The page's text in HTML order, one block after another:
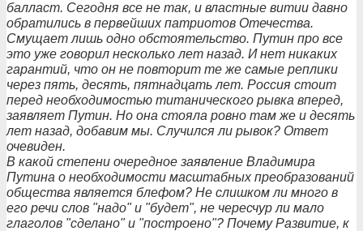
балласт. Сегодня все не так, и властные витии давно
обратились в первейших патриотов Отечества.
Смущает лишь одно обстоятельство. Путин про все
это уже говорил несколько лет назад. И нет никаких
гарантий, что он не повторит те же самые реплики
через пять, десять, пятнадцать лет. Россия стоит
перед необходимостью титанического рывка вперед,
заявляет Путин. Но она стояла ровно там же и десять
лет назад, добавим мы. Случился ли рывок? Ответ
очевиден.
В какой степени очередное заявление Владимира
Путина о необходимости масштабных преобразований
общества является блефом? Не слишком ли много в
его речи слов "надо" и "будет", не чересчур ли мало
глаголов "сделано" и "построено"? Почему Развитие, к